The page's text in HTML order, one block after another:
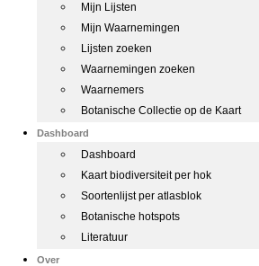
Mijn Lijsten
Mijn Waarnemingen
Lijsten zoeken
Waarnemingen zoeken
Waarnemers
Botanische Collectie op de Kaart
Dashboard
Dashboard
Kaart biodiversiteit per hok
Soortenlijst per atlasblok
Botanische hotspots
Literatuur
Over